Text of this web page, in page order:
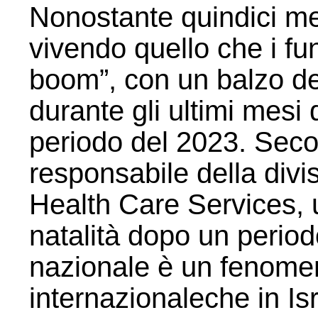
Nonostante quindici
vivendo quello che i
boom”, con un balzo
durante gli ultimi mesi
periodo del 2023.
responsabile della
Health Care Services,
natalità dopo un
nazionale è un
internazionaleche in